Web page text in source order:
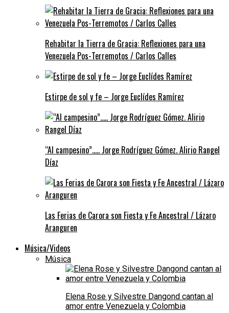
Rehabitar la Tierra de Gracia: Reflexiones para una
Venezuela Pos-Terremotos / Carlos Calles
Estirpe de sol y fe – Jorge Euclídes Ramírez
“Al campesino”….. Jorge Rodríguez Gómez. Alirio Rangel
Díaz
Las Ferias de Carora son Fiesta y Fe Ancestral / Lázaro
Aranguren
Música/Videos
Música
Elena Rose y Silvestre Dangond cantan al
amor entre Venezuela y Colombia